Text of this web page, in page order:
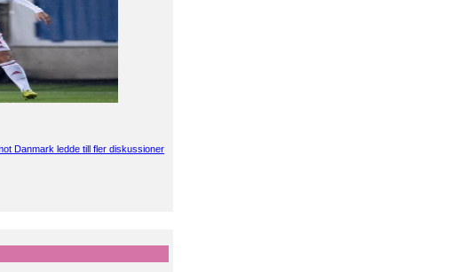
Danmark ledde till fler diskussioner